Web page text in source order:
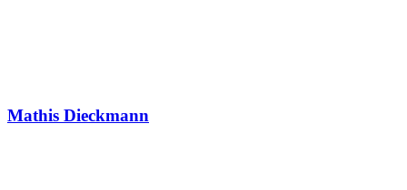
Mathis Dieckmann